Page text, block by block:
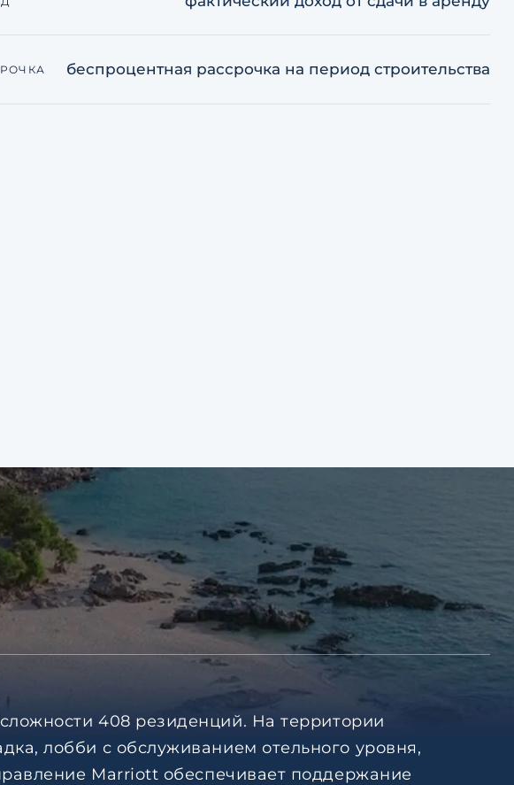
беспроцентная рассрочка на период строительства
408 резиденций. На территории
лобби с обслуживанием отельного уровня,
Marriott обеспечивает поддержание